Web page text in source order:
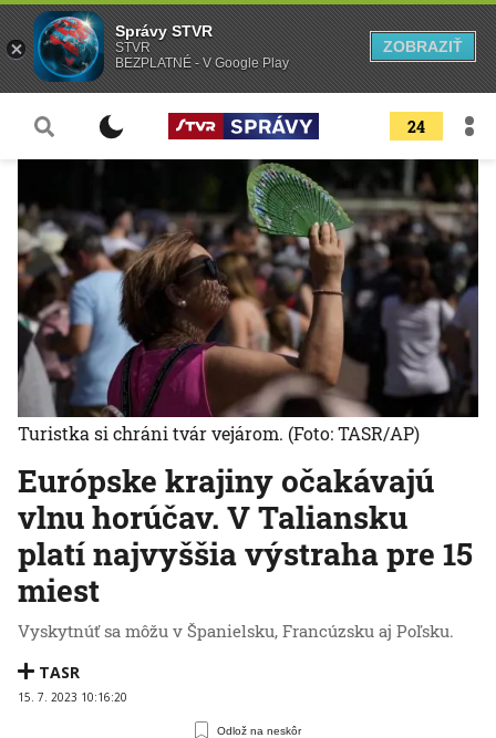
24
Európske krajiny očakávajú
vlnu horúčav. V Taliansku
platí najvyššia výstraha pre 15
miest
Vyskytnúť sa môžu v Španielsku, Francúzsku aj Poľsku.
TASR
15. 7. 2023 10:16:20
Odlož na neskôr
Turistka si chráni tvár vejárom. (Foto: TASR/AP)
Správy STVR
STVR
BEZPLATNÉ - V Google Play
ZOBRAZIŤ